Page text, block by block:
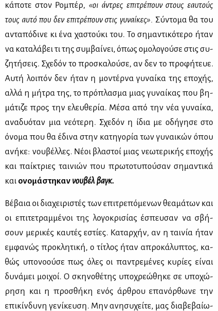
κά­πο­τε στον Ρο­μπέρ, «οι άντρες επι­τρέ­πουν στους εαυ­τούς
τους αυ­τό που δεν επι­τρέ­πουν στις γυ­ναί­κες». Σύ­ντο­μα θα του
αντα­πό­δι­νε κι ένα χα­στού­κι του. Το ση­μα­ντι­κό­τε­ρο ήταν
να κα­τα­λά­βει τι της συμ­βαί­νει, όπως ομο­λο­γού­σε στις συ­
ζη­τή­σεις. Σχε­δόν το προ­σκα­λού­σε, αν δεν το προ­φή­τευε.
Αυ­τή λοι­πόν δεν ήταν η μο­ντέρ­να γυ­ναί­κα της επο­χής,
αλ­λά η μή­τρα της, το πρό­πλα­σμα μιας γυ­ναί­κας που βη­
μά­τι­ζε προς την ελευ­θε­ρία. Μέ­σα από την νέα γυ­ναί­κα,
ανα­δυό­ταν μια νε­ό­τε­ρη. Σχε­δόν η ίδια με οδή­γη­σε στο
όνο­μα που θα έδι­να στην κα­τη­γο­ρία των γυ­ναι­κών όπου
ανή­κε: νου­βέλ­λες. Νέ­οι βλα­στοί μιας νε­ω­τε­ρι­κής επο­χής
και παί­κτριες ται­νιών που πρω­το­τυ­πού­σαν ση­μα­ντι­κά
και ονο­μά­στη­καν νου­βέλ βαγκ.
Βέ­βαια οι δια­χει­ρι­στές των επι­τρε­πό­με­νων θε­α­μά­των και
οι επι­τε­τραμ­μέ­νοι της λο­γο­κρι­σί­ας έσπευ­σαν να σβή­
σουν με­ρι­κές καυ­τές εστί­ες. Κα­ταρ­χήν, αν η ται­νία ήταν
εμ­φα­νώς προ­κλη­τι­κή, ο τί­τλος ήταν απρο­κά­λυ­πτος, κα­
θώς υπο­νο­ού­σε πως όλες οι πα­ντρε­μέ­νες κυ­ρί­ες εί­ναι
δυ­νά­μει μοι­χοί. Ο σκη­νο­θέ­της υπο­χρε­ώ­θη­κε σε υπο­χώ­
ρη­ση και η προ­σθή­κη ενός άρ­θρου επα­νόρ­θω­νε την
επι­κίν­δυ­νη γε­νί­κευ­ση. Μην ανη­συ­χεί­τε, μας δια­βε­βαί­ω­